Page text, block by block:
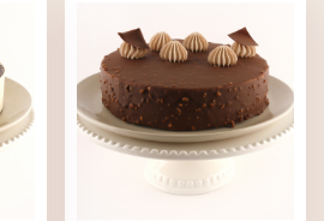
עוגות עגולות
עוגות פס מקפיא
עוגות ויטרינה
עוגות שמרים
קינוחים
אישי
מארז